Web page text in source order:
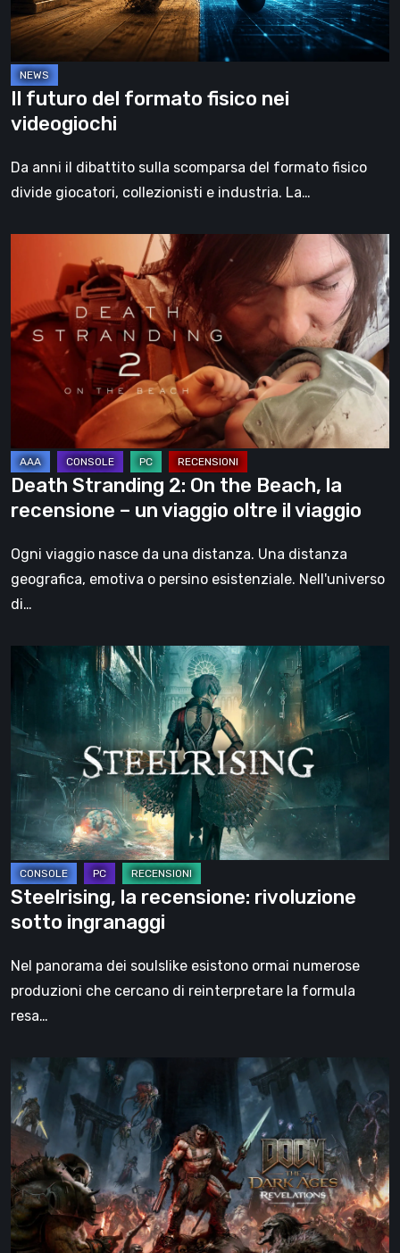
videogiochi
Il futuro del formato fisico nei
videogiochi
Da anni il dibattito sulla scomparsa del formato fisico
divide giocatori, collezionisti e industria. La…
Stranding
On
the
Beach,
recensione
–
un
viaggio
oltre
il
Death Stranding 2: On the Beach, la
recensione – un viaggio oltre il viaggio
Ogni viaggio nasce da una distanza. Una distanza
geografica, emotiva o persino esistenziale. Nell'universo
di…
Steelrising,
recensione:
rivoluzione
sotto
ingranaggi
Steelrising, la recensione: rivoluzione
sotto ingranaggi
Nel panorama dei soulslike esistono ormai numerose
produzioni che cercano di reinterpretare la formula
resa…
DOOM:
The
Dark
Ages
–
Revelations,
la
recensione